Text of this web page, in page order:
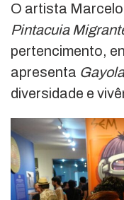
O artista
Pintacuia
pertencimento,
apresenta Gayola
diversidade e